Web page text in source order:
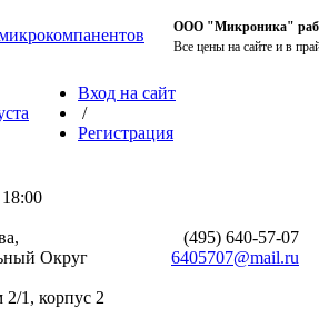
ООО "Микроника"
Все цены на сайте и в
Вход на сайт
/
Регистрация
Округ
1, корпус 2
(495) 640-57-07
6405707@mail.ru